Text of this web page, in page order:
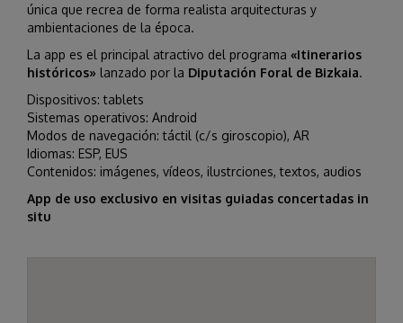
única que recrea de forma realista arquitecturas y
ambientaciones de la época.
La app es el principal atractivo del programa «Itinerarios
históricos» lanzado por la Diputación Foral de Bizkaia.
Dispositivos: tablets
Sistemas operativos: Android
Modos de navegación: táctil (c/s giroscopio), AR
Idiomas: ESP, EUS
Contenidos: imágenes, vídeos, ilustrciones, textos, audios
App de uso exclusivo en visitas guiadas concertadas in
situ